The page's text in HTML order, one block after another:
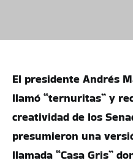
El presidente Andrés
llamó “ternuritas” y
creatividad de los
presumieron una
llamada “Casa Gris”